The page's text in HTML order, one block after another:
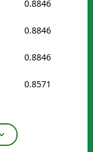
0.8846
0.8846
0.8846
0.8571